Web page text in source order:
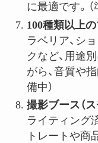
に最適です。（
100種類以上
ラベリア、シ
クなど、用途
がら、音質や
備中）
撮影ブース（
ライティング
トレートや商